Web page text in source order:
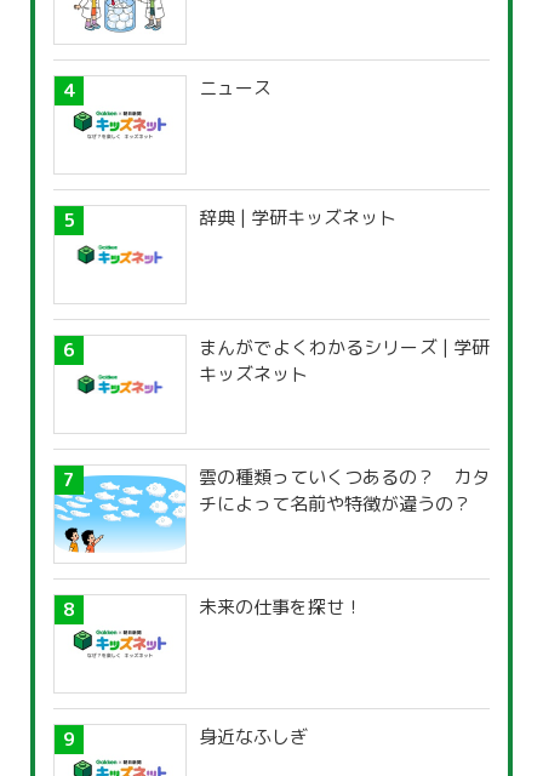
ニュース
辞典 | 学研キッズネット
まんがでよくわかるシリーズ | 学研
キッズネット
雲の種類っていくつあるの？ カタ
チによって名前や特徴が違うの？
未来の仕事を探せ！
身近なふしぎ